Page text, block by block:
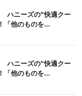
ハニーズの“快適クー
「他のものを...
ハニーズの“快適クー
「他のものを...